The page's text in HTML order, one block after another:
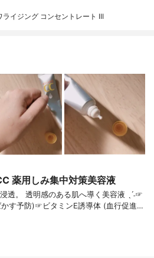
イジング コンセントレート III
薬用しみ集中対策美容液
透。 透明感のある肌へ導く美容液 ˎˊ˗☞
かす予防)☞ビタミンE誘導体 (血行促進…